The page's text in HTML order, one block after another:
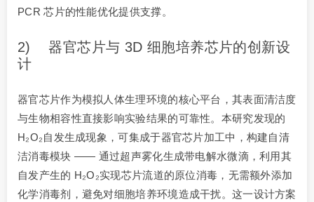
PCR 芯片的性能优化提供支撑。
2) 器官芯片与 3D 细胞培养芯片的创新设
计
器官芯片作为模拟人体生理环境的核心平台，其表面清洁度
与生物相容性直接影响实验结果的可靠性。本研究发现的
H₂O₂自发生成现象，可集成于器官芯片加工中，构建自清
洁消毒模块 —— 通过超声雾化生成带电解水微滴，利用其
自发产生的 H₂O₂实现芯片流道的原位消毒，无需额外添加
化学消毒剂，避免对细胞培养环境造成干扰。这一设计方案